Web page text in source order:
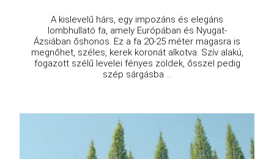
A kislevelű hárs, egy impozáns és elegáns
lombhullató fa, amely Európában és Nyugat-
Ázsiában őshonos. Ez a fa 20-25 méter magasra is
megnőhet, széles, kerek koronát alkotva. Szív alakú,
fogazott szélű levelei fényes zöldek, ősszel pedig
szép sárgásba ...